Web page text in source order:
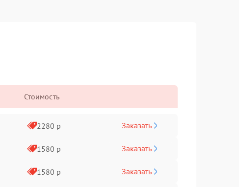
Стоимость
2280 р Заказать
1580 р Заказать
1580 р Заказать